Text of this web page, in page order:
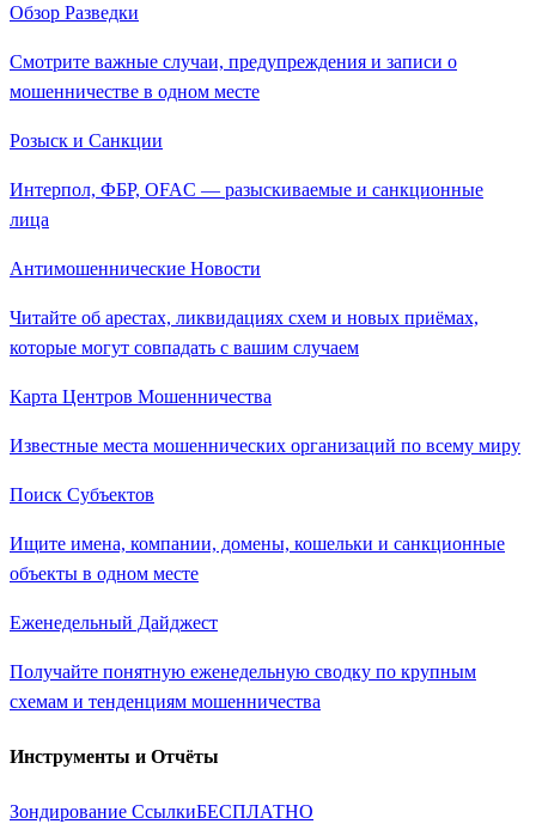
Обзор Разведки
Смотрите важные случаи, предупреждения и записи о
мошенничестве в одном месте
Розыск и Санкции
Интерпол, ФБР, OFAC — разыскиваемые и санкционные
лица
Антимошеннические Новости
Читайте об арестах, ликвидациях схем и новых приёмах,
которые могут совпадать с вашим случаем
Карта Центров Мошенничества
Известные места мошеннических организаций по всему миру
Поиск Субъектов
Ищите имена, компании, домены, кошельки и санкционные
объекты в одном месте
Еженедельный Дайджест
Получайте понятную еженедельную сводку по крупным
схемам и тенденциям мошенничества
Инструменты и Отчёты
Зондирование СсылкиБЕСПЛАТНО